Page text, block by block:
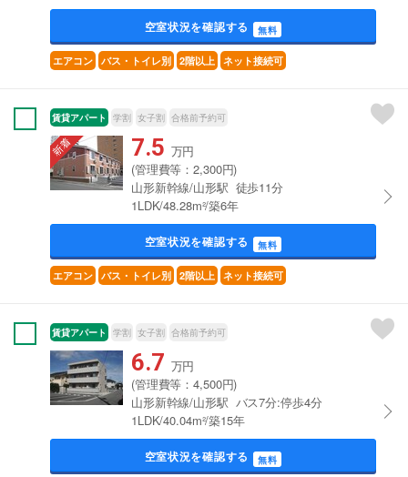
空室状況を確認する 無料
エアコン バス・トイレ別 2階以上 ネット接続可
賃貸アパート 学割 女子割 合格前予約可
7.5 万円
(管理費等：2,300円)
山形新幹線/山形駅 徒歩11分
1LDK/48.28m²/築6年
空室状況を確認する 無料
エアコン バス・トイレ別 2階以上 ネット接続可
賃貸アパート 学割 女子割 合格前予約可
6.7 万円
(管理費等：4,500円)
山形新幹線/山形駅 バス7分:停歩4分
1LDK/40.04m²/築15年
空室状況を確認する 無料